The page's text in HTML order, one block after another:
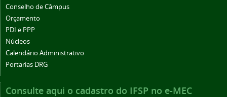
Conselho de Câmpus
Orçamento
PDI e PPP
Núcleos
Calendário Administrativo
Portarias DRG
Consulte aqui o cadastro do IFSP no e-MEC